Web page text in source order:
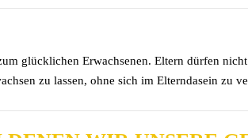
glücklichen Erwachsenen. Eltern dürfen
zu lassen, ohne sich im Elterndasein zu